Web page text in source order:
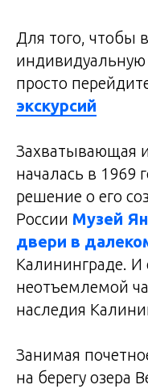
Для того, чтобы
индивидуальную
просто
экскурсий
Захватывающая
началась в 1969
решение о его
России Музей
двери в
Калининграде. И
неотъемлемой
наследия
Занимая
на берегу озера